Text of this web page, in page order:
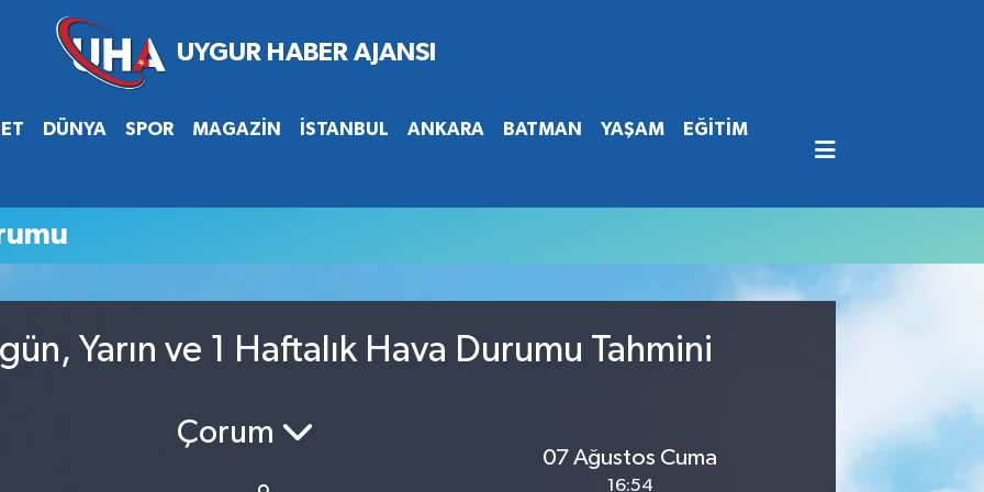
DÜNYA SPOR MAGAZİN İSTANBUL ANKARA BATMAN YAŞAM EĞİTİM
Yarın ve 1 Haftalık Hava Durumu Tahmini
Çorum
07 Ağustos Cuma
16:54